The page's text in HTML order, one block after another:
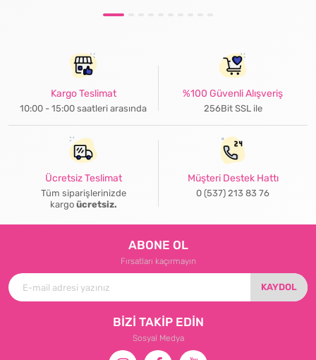
Kargo Teslimat
10:00 - 15:00 saatleri arasında
%100 Güvenli Alışveriş
256Bit SSL ile
Ücretsiz Teslimat
Tüm siparişlerinizde
kargo ücretsiz.
Müşteri Destek Hattı
0 (537) 213 83 76
ABONE OL
Fırsatları kaçırmayın
KAYDOL
BİZİ TAKİP EDİN
Sosyal Medya